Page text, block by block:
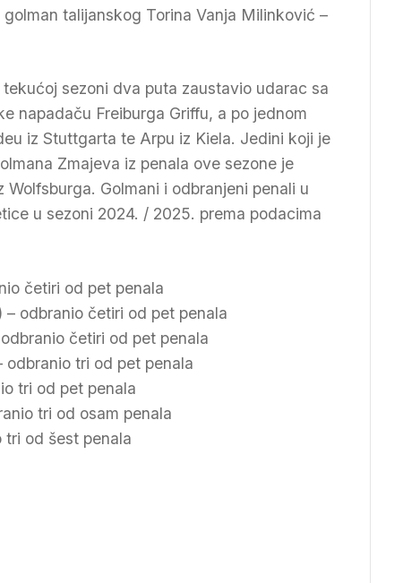
golman talijanskog Torina Vanja Milinković –
tekućoj sezoni dva puta zaustavio udarac sa
napadaču Freiburga Griffu, a po jednom
iz Stuttgarta te Arpu iz Kiela. Jedini koji je
Zmajeva iz penala ove sezone je
Wolfsburga. Golmani i odbranjeni penali u
u sezoni 2024. / 2025. prema podacima
četiri od pet penala
odbranio četiri od pet penala
četiri od pet penala
odbranio tri od pet penala
tri od pet penala
tri od osam penala
tri od šest penala